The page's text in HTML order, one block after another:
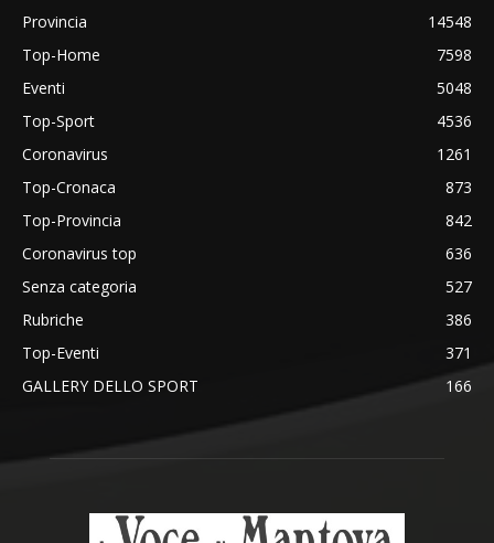
Provincia
14548
Top-Home
7598
Eventi
5048
Top-Sport
4536
Coronavirus
1261
Top-Cronaca
873
Top-Provincia
842
Coronavirus top
636
Senza categoria
527
Rubriche
386
Top-Eventi
371
GALLERY DELLO SPORT
166